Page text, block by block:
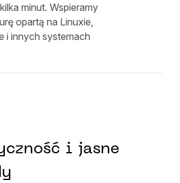
minut. Wspieramy
opartą na Linuxie,
i innych systemach
i jasne